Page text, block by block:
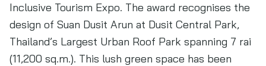
Inclusive Tourism Expo. The award recognises the
design of Suan Dusit Arun at Dusit Central Park,
Thailand’s Largest Urban Roof Park spanning 7 rai
(11,200 sq.m.). This lush green space has been